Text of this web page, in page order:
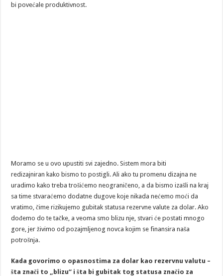
bi povećale produktivnost.
Moramo se u ovo upustiti svi zajedno. Sistem mora biti
redizajniran kako bismo to postigli. Ali ako tu promenu dizajna ne
uradimo kako treba trošićemo neograničeno, a da bismo izašli na kraj
sa time stvaraćemo dodatne dugove koje nikada nećemo moći da
vratimo, čime rizikujemo gubitak statusa rezervne valute za dolar. Ako
dođemo do te tačke, a veoma smo blizu nje, stvari će postati mnogo
gore, jer živimo od pozajmljenog novca kojim se finansira naša
potrošnja.
Kada govorimo o opasnostima za dolar kao rezervnu valutu –
šta znači to „blizu“ i šta bi gubitak tog statusa značio za